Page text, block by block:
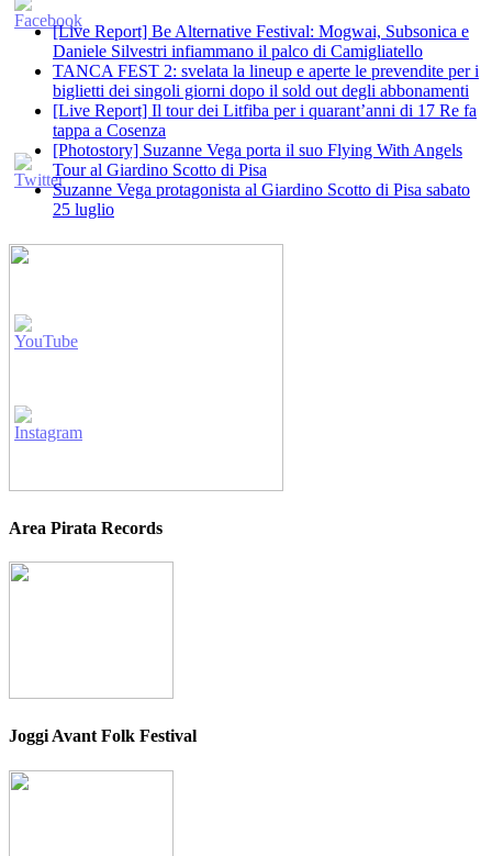
[Live Report] Be Alternative Festival: Mogwai, Subsonica e
Daniele Silvestri infiammano il palco di Camigliatello
TANCA FEST 2: svelata la lineup e aperte le prevendite per i
biglietti dei singoli giorni dopo il sold out degli abbonamenti
[Live Report] Il tour dei Litfiba per i quarant’anni di 17 Re fa
tappa a Cosenza
[Photostory] Suzanne Vega porta il suo Flying With Angels
Tour al Giardino Scotto di Pisa
Suzanne Vega protagonista al Giardino Scotto di Pisa sabato
25 luglio
Area Pirata Records
Joggi Avant Folk Festival